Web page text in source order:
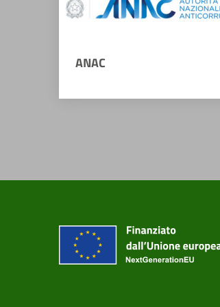
ANAC